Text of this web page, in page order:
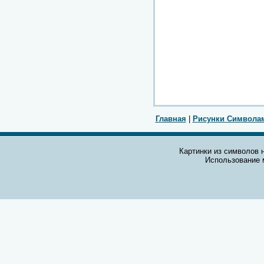
Главная Рисунки
Картинки из символов
Использование